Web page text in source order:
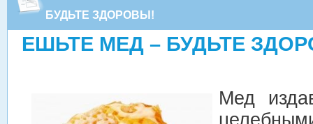
БУДЬТЕ ЗДОРОВЫ!
ЕШЬТЕ МЕД – БУДЬТЕ
Мед